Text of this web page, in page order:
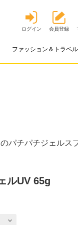
ログイン 会員登録
ファッション＆トラベ
パチパチジェルス
ルUV 65g